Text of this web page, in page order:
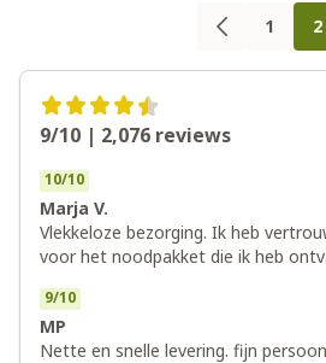
Pagina
PaginaPagina
1 2
9/10 | 2,076 reviews
10/10
Marja V.
Vlekkeloze bezorging. Ik heb
voor het noodpakket die ik heb
9/10
MP
Nette en snelle levering. fijn